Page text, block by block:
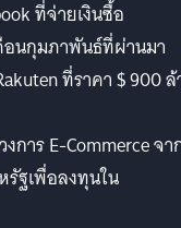
ที่จ่ายเงินซื้อ
อนกุมภาพันธ์ที่ผ่านมา
ที่ราคา $ 900
าร E-Commerce จา
ฐเพื่อลงทุนใน